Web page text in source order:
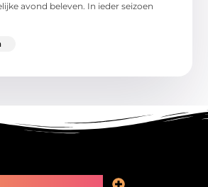
avond beleven. In ieder seizoen